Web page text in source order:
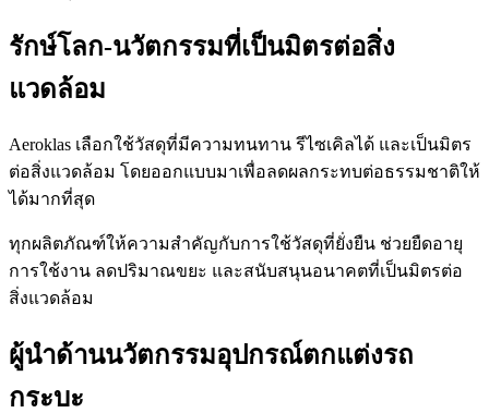
รักษ์โลก-นวัตกรรมที่เป็นมิตรต่อสิ่ง
แวดล้อม
Aeroklas เลือกใช้วัสดุที่มีความทนทาน รีไซเคิลได้ และเป็นมิตร
ต่อสิ่งแวดล้อม โดยออกแบบมาเพื่อลดผลกระทบต่อธรรมชาติให้
ได้มากที่สุด
ทุกผลิตภัณฑ์ให้ความสำคัญกับการใช้วัสดุที่ยั่งยืน ช่วยยืดอายุ
การใช้งาน ลดปริมาณขยะ และสนับสนุนอนาคตที่เป็นมิตรต่อ
สิ่งแวดล้อม
ผู้นำด้านนวัตกรรมอุปกรณ์ตกแต่งรถ
กระบะ